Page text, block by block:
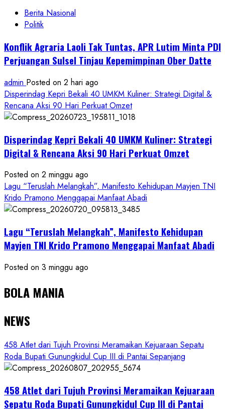
Berita Nasional
Politik
Konflik Agraria Laoli Tak Tuntas, APR Lutim Minta PDI
Perjuangan Sulsel Tinjau Kepemimpinan Ober Datte
admin Posted on 2 hari ago
Disperindag Kepri Bekali 40 UMKM Kuliner: Strategi Digital &
Rencana Aksi 90 Hari Perkuat Omzet
Disperindag Kepri Bekali 40 UMKM Kuliner: Strategi
Digital & Rencana Aksi 90 Hari Perkuat Omzet
Posted on 2 minggu ago
Lagu “Teruslah Melangkah”, Manifesto Kehidupan Mayjen TNI
Krido Pramono Menggapai Manfaat Abadi
Lagu “Teruslah Melangkah”, Manifesto Kehidupan
Mayjen TNI Krido Pramono Menggapai Manfaat Abadi
Posted on 3 minggu ago
BOLA MANIA
NEWS
458 Atlet dari Tujuh Provinsi Meramaikan Kejuaraan Sepatu
Roda Bupati Gunungkidul Cup III di Pantai Sepanjang
458 Atlet dari Tujuh Provinsi Meramaikan Kejuaraan
Sepatu Roda Bupati Gunungkidul Cup III di Pantai